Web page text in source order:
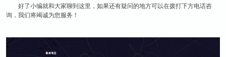
好了小编就和大家聊到这里，如果还有疑问的地方可以在拨打下方电话咨
询，我们将竭诚为您服务！